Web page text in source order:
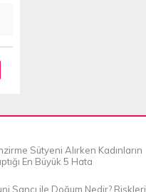
Sütyeni Alırken Kadınların
En Büyük 5 Hata
Sancı ile Doğum Nedir? Riskleri